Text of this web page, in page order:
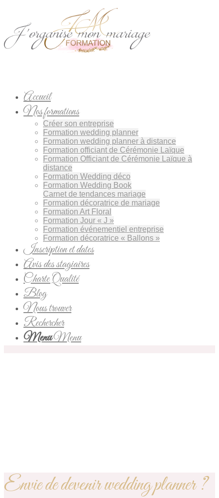
Accueil
Nos formations
Créer son entreprise
Formation wedding planner
Formation wedding planner à distance
Formation officiant de Cérémonie Laïque
Formation Officiant de Cérémonie Laïque à
distance
Formation Wedding déco
Formation Wedding Book
Carnet de tendances mariage
Formation décoratrice de mariage
Formation Art Floral
Formation Jour « J »
Formation événementiel entreprise
Formation décoratrice « Ballons »
Inscription et dates
Avis des stagiaires
Charte Qualité
Blog
Nous trouver
Rechercher
MenuMenu
Envie de devenir wedding planner ?